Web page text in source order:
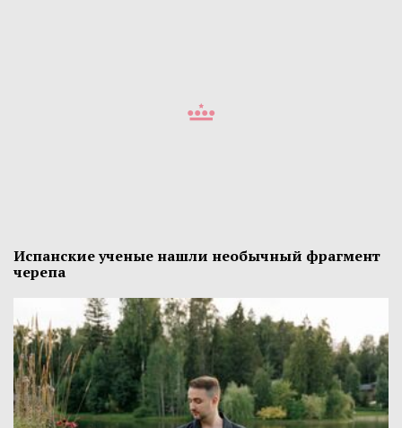
Испанские ученые нашли необычный фрагмент
черепа